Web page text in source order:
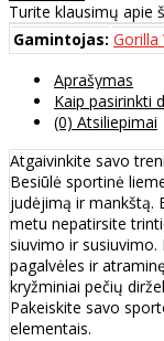
Turite klausimų apie
Gamintojas: Gorilla
Aprašymas
Kaip pasirinkti
(0) Atsiliepimai
Atgaivinkite savo
Besiūlė sportinė
judėjimą ir mankštą.
metu nepatirsite
siuvimo ir
pagalvėles ir
kryžminiai pečių
Pakeiskite savo
elementais.